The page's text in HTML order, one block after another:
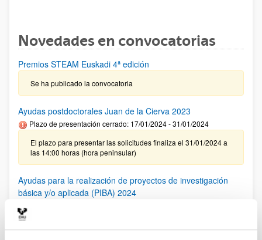
Novedades en convocatorias
Premios STEAM Euskadi 4ª edición
Se ha publicado la convocatoria
Ayudas postdoctorales Juan de la Cierva 2023
Plazo de presentación cerrado: 17/01/2024 - 31/01/2024
El plazo para presentar las solicitudes finaliza el 31/01/2024 a
las 14:00 horas (hora peninsular)
Ayudas para la realización de proyectos de investigación
básica y/o aplicada (PIBA) 2024